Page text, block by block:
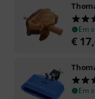
Em
€
Em